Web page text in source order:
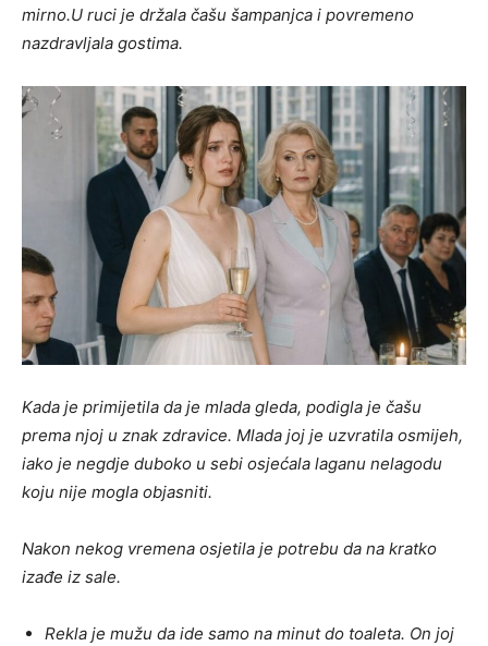
mirno.U ruci je držala čašu šampanjca i povremeno
nazdravljala gostima.
Kada je primijetila da je mlada gleda, podigla je čašu
prema njoj u znak zdravice. Mlada joj je uzvratila osmijeh,
iako je negdje duboko u sebi osjećala laganu nelagodu
koju nije mogla objasniti.
Nakon nekog vremena osjetila je potrebu da na kratko
izađe iz sale.
Rekla je mužu da ide samo na minut do toaleta. On joj